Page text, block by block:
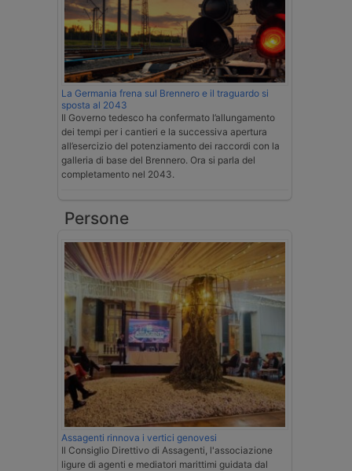
La Germania frena sul Brennero e il traguardo si
sposta al 2043
Il Governo tedesco ha confermato l’allungamento
dei tempi per i cantieri e la successiva apertura
all’esercizio del potenziamento dei raccordi con la
galleria di base del Brennero. Ora si parla del
completamento nel 2043.
Persone
Assagenti rinnova i vertici genovesi
Il Consiglio Direttivo di Assagenti, l'associazione
ligure di agenti e mediatori marittimi guidata dal